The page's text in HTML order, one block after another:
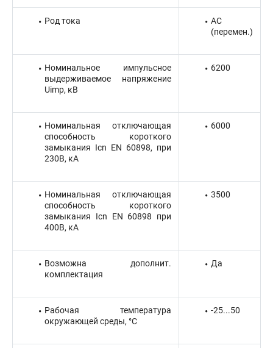
Род тока
AC
(перемен.)
Номинальное импульсное
выдерживаемое напряжение
Uimp, кВ
6200
Номинальная отключающая
способность короткого
замыкания Icn EN 60898, при
230В, кА
6000
Номинальная отключающая
способность короткого
замыкания Icn EN 60898 при
400В, кА
3500
Возможна дополнит.
комплектация
Да
Рабочая температура
окружающей среды, °C
-25...50